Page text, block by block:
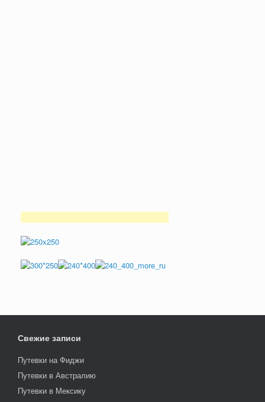
Свежие записи
Путевки на Фиджи
Путевки в Австралию
Путевки в Мексику